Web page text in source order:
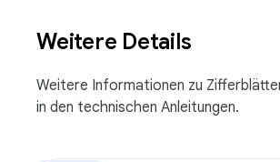
Weitere Details
Weitere Informationen zu
in den technischen Anleitungen.